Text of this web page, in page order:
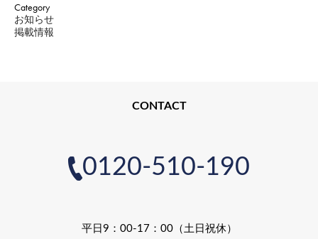
Category
お知らせ
掲載情報
CONTACT
0120-510-190
平日9：00-17：00（土日祝休）